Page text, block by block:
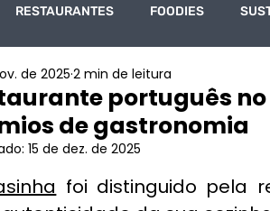
RESTAURANTES FOODIES
TURISMO ECONOMIA
português
de gastronomia
de 20252 min de leitura
15 de dez. de 2025
foi distinguido pela